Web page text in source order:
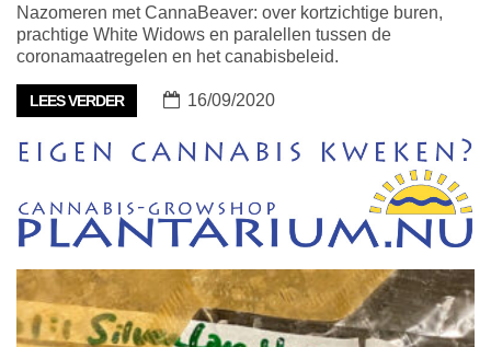
Nazomeren met CannaBeaver: over kortzichtige buren,
prachtige White Widows en paralellen tussen de
coronamaatregelen en het canabisbeleid.
LEES VERDER 16/09/2020